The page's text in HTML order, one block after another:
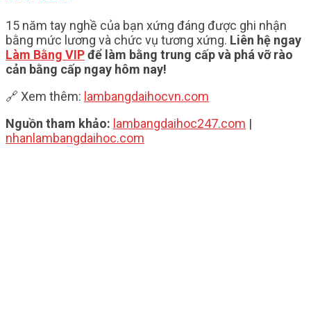
15 năm tay nghề của bạn xứng đáng được ghi nhận
bằng mức lương và chức vụ tương xứng. Liên hệ ngay
Làm Bằng VIPđể làm bằng trung cấp và phá vỡ rào
cản bằng cấp ngay hôm nay!
🔗 Xem thêm: lambangdaihocvn.com
Nguồn tham khảo: lambangdaihoc247.com |
nhanlambangdaihoc.com